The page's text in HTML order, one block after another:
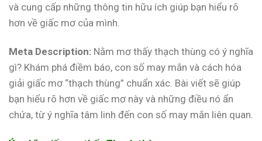
và cung cấp những thông tin hữu ích giúp bạn hiểu rõ
hơn về giấc mơ của mình.
Meta Description: Nằm mơ thấy thạch thùng có ý nghĩa
gì? Khám phá điềm báo, con số may mắn và cách hóa
giải giấc mơ “thạch thùng” chuẩn xác. Bài viết sẽ giúp
bạn hiểu rõ hơn về giấc mơ này và những điều nó ẩn
chứa, từ ý nghĩa tâm linh đến con số may mắn liên quan.